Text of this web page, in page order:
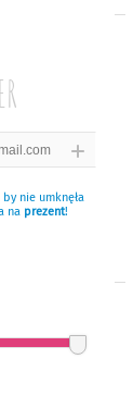
nie umknęła
na prezent!